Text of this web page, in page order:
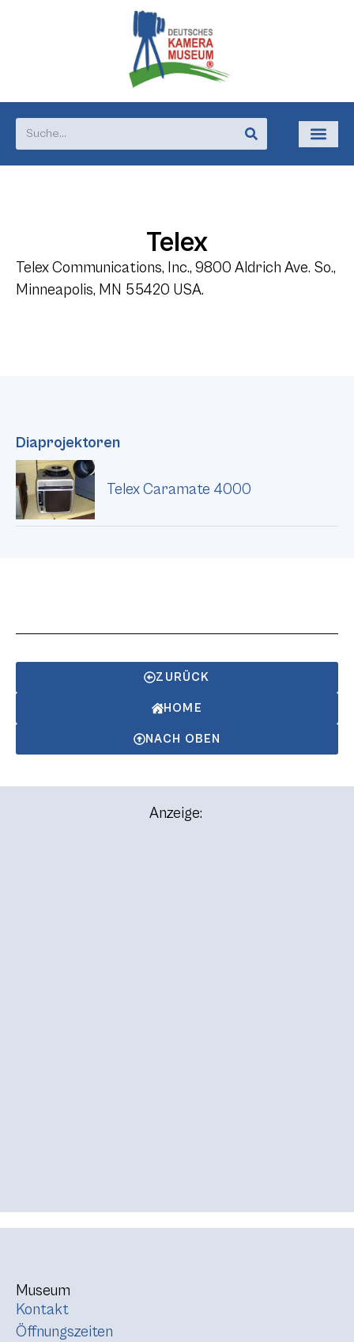
Telex
Telex Communications, Inc., 9800 Aldrich Ave. So.,
Minneapolis, MN 55420 USA.
Diaprojektoren
Telex Caramate 4000
ZURÜCK
HOME
NACH OBEN
Anzeige:
Museum
Kontakt
Öffnungszeiten